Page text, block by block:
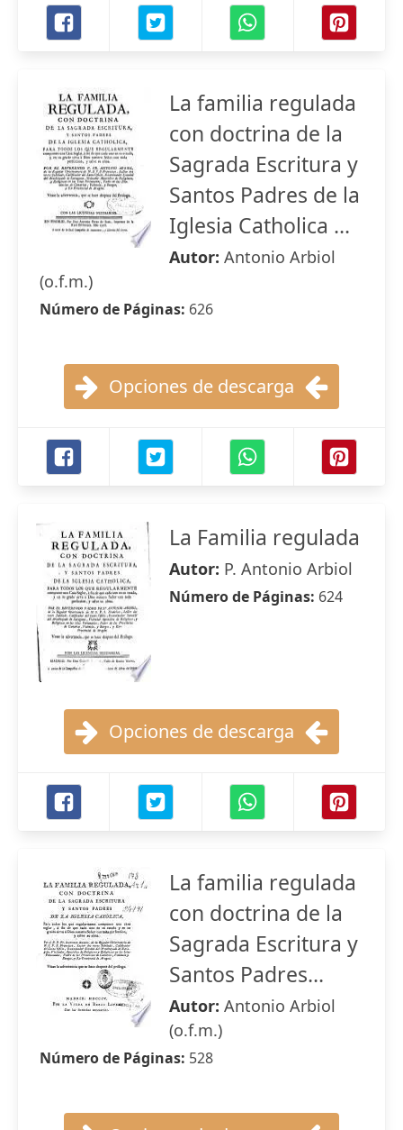
La familia regulada
con doctrina de la
Sagrada Escritura y
Santos Padres de la
Iglesia Catholica ...
Autor: Antonio Arbiol
(o.f.m.)
Número de Páginas: 626
Opciones de descarga
La Familia regulada
Autor: P. Antonio Arbiol
Número de Páginas: 624
Opciones de descarga
La familia regulada
con doctrina de la
Sagrada Escritura y
Santos Padres...
Autor: Antonio Arbiol
(o.f.m.)
Número de Páginas: 528